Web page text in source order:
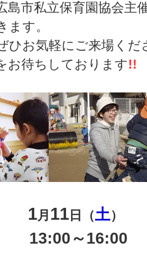
島市私立保育園協会主
ます。
ひお気軽にご来場くだ
お待ちしております!!
1月 11 日（土）
～16:00